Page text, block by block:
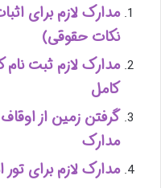
مدارک لازم برای
نکات حقوقی)
کامل
گرفتن زمین از
مدارک
مدارک لازم برای تور